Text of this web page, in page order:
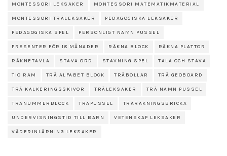
MONTESSORI LEKSAKER MONTESSORI MATEMATIKMATERIAL
MONTESSORI TRÄLEKSAKER PEDAGOGISKA LEKSAKER
PEDAGOGISKA SPEL PERSONLIGT NAMN PUSSEL
PRESENTER FÖR 18 MÅNADER RÄKNA BLOCK RÄKNA PLATTOR
RÄKNETAVLA STAVA ORD STAVNING SPEL TALA OCH STAVA
TIO RAM TRÄ ALFABET BLOCK TRÄBOLLAR TRÄ GEOBOARD
TRÄ KALKERINGSSKIVOR TRÄLEKSAKER TRÄ NAMN PUSSEL
TRÄNUMMERBLOCK TRÄPUSSEL TRÄRÄKNINGSBRICKA
UNDERVISNINGSTID TILL BARN VETENSKAP LEKSAKER
VÄDERINLÄRNING LEKSAKER